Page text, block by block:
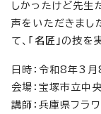
しかったけど先生
声をいただきまし
て、 「名匠」の技を
日時：令和8年3月
会場：宝塚市立
講師：兵庫県フラ